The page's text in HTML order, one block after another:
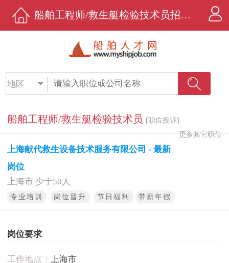
船舶工程师/救生艇检验技术员招聘 - 上海献代救生设备技术服务有限公司 - 船舶人才网
地区
船舶工程师/救生艇检验技术员 [职位投诉]
更多其它职位
上海献代救生设备技术服务有限公司 - 最新
岗位
上海市 少于50人
专业培训 岗位晋升 节日福利 带薪年假
岗位要求
工作地点： 上海市